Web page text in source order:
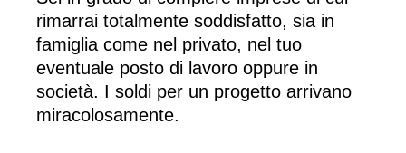
rimarrai totalmente soddisfatto, sia in
famiglia come nel privato, nel tuo
eventuale posto di lavoro oppure in
società. I soldi per un progetto arrivano
miracolosamente.